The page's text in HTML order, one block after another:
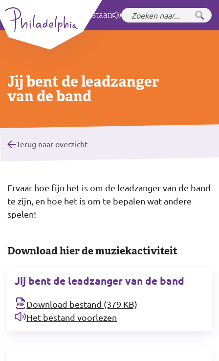
Zet hoog contrastaan
Jij bent de leadzanger
van de band
Terug naar overzicht
Ervaar hoe fijn het is om de leadzanger van de band
te zijn, en hoe het is om te bepalen wat andere
spelen!
Download hier de muziekactiviteit
Jij bent de leadzanger van de band
Download bestand (379 KB)
Het bestand voorlezen